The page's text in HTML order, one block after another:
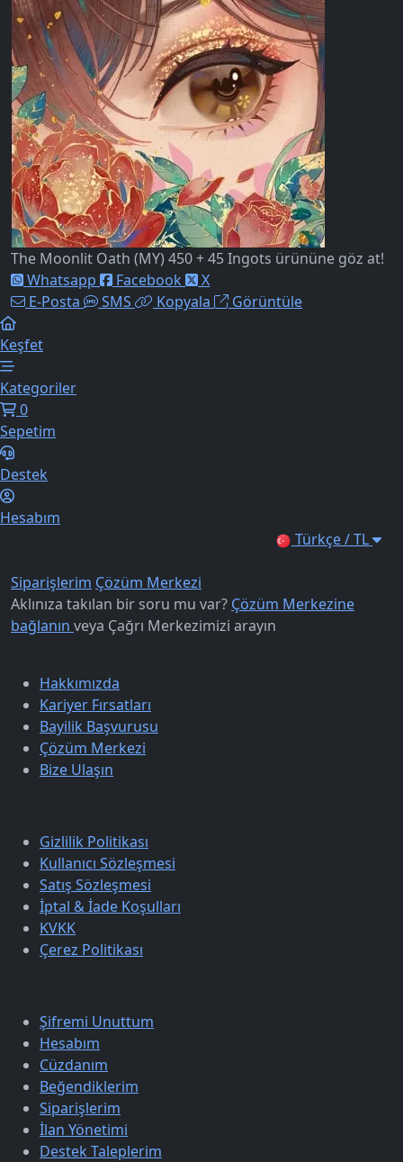
The Moonlit Oath (MY) 450 + 45 Ingots ürününe göz at!
Whatsapp
Facebook
X
E-Posta
SMS Kopyala Görüntüle
Keşfet
Kategoriler
0
Sepetim
Destek
Hesabım
Türkçe / TL
Siparişlerim Çözüm Merkezi
Aklınıza takılan bir soru mu var? Çözüm Merkezine
bağlanın veya Çağrı Merkezimizi arayın
Hakkımızda
Kariyer Fırsatları
Bayilik Başvurusu
Çözüm Merkezi
Bize Ulaşın
Gizlilik Politikası
Kullanıcı Sözleşmesi
Satış Sözleşmesi
İptal & İade Koşulları
KVKK
Çerez Politikası
Şifremi Unuttum
Hesabım
Cüzdanım
Beğendiklerim
Siparişlerim
İlan Yönetimi
Destek Taleplerim